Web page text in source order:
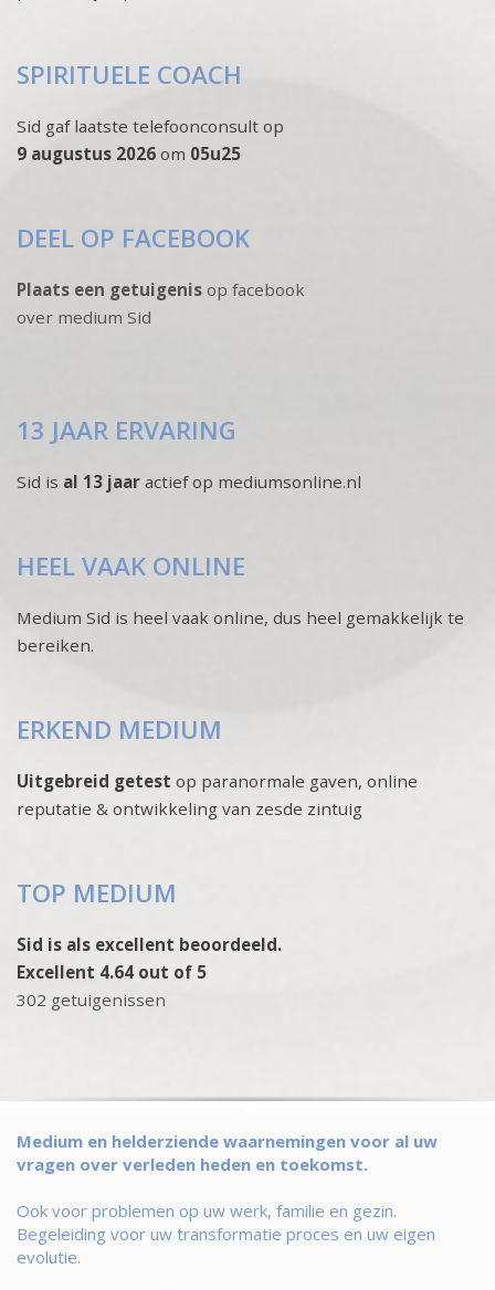
SPIRITUELE COACH
Sid gaf laatste telefoonconsult op
9 augustus 2026 om 05u25
DEEL OP FACEBOOK
Plaats een getuigenis op facebook
over medium Sid
13 JAAR ERVARING
Sid is al 13 jaar actief op mediumsonline.nl
HEEL VAAK ONLINE
Medium Sid is heel vaak online, dus heel gemakkelijk te
bereiken.
ERKEND MEDIUM
Uitgebreid getest op paranormale gaven, online
reputatie & ontwikkeling van zesde zintuig
TOP MEDIUM
Sid is als excellent beoordeeld.
Excellent 4.64 out of 5
302 getuigenissen
Medium en helderziende waarnemingen voor al uw
vragen over verleden heden en toekomst.
Ook voor problemen op uw werk, familie en gezin.
Begeleiding voor uw transformatie proces en uw eigen
evolutie.